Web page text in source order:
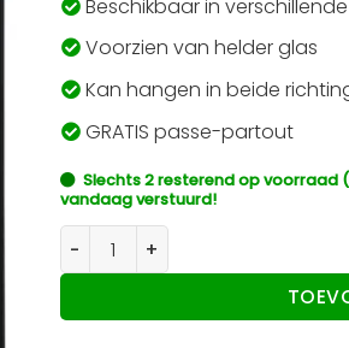
Beschikbaar in
Voorzien van helder glas
Kan hangen in beide
GRATIS passe-partout
Slechts 2 resterend op voorraad
vandaag verstuurd!
Multi-fotolijst in zwart hout